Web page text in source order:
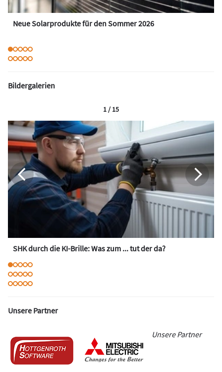
Neue Solarprodukte für den Sommer 2026
Bildergalerien
SHK durch die KI-Brille: Was zum ... tut der da?
1 / 15
Unsere Partner
Unsere Partner